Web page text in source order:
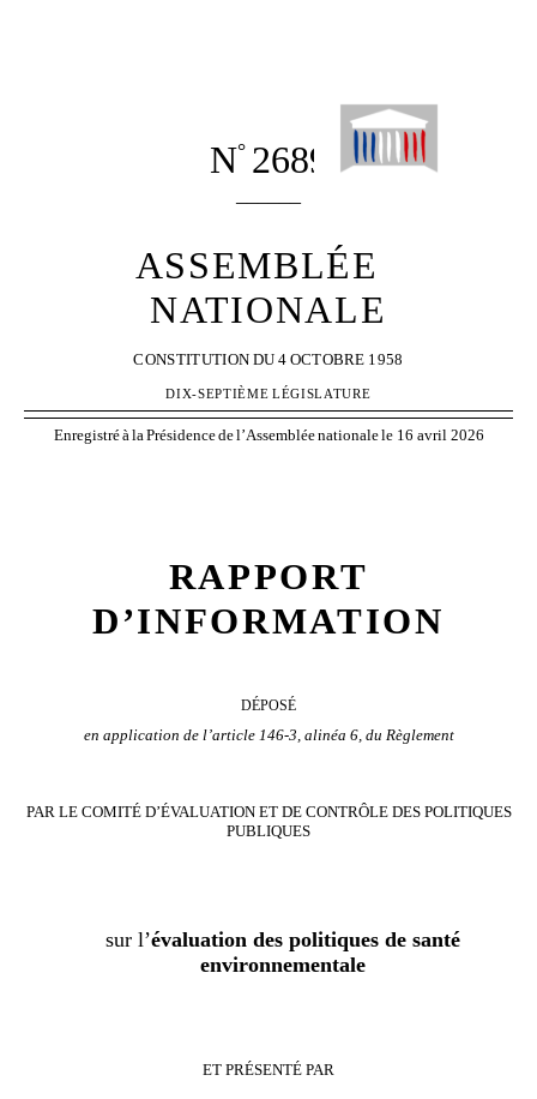
N° 2689
ASSEMBLÉE
NATIONALE
CONSTITUTION DU 4 OCTOBRE 1958
DIX-SEPTIÈME LÉGISLATURE
EnregistréàlaPrésidencedel’Assembléenationalele 16 avril 2026
RAPPORT
D’INFORMATION
DÉPOSÉ
en application de l’article 146-3, alinéa 6, du Règlement
PAR LE COMITÉ D’ÉVALUATION ET DE CONTRÔLE DES POLITIQUES
PUBLIQUES
sur l’évaluation des politiques de santé
environnementale
ET PRÉSENTÉ PAR